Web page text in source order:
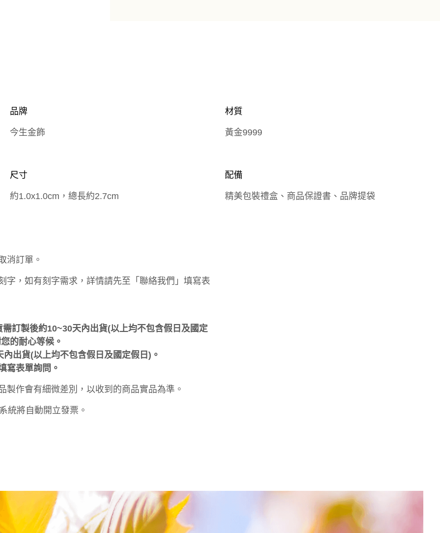
品牌
今生金飾
材質
黃金9999
尺寸
約1.0x1.0cm，總長約2.7cm
配備
精美包裝禮盒、商品保證書、品牌提袋
消訂單。
字，如有刻字需求，詳情請先至「聯絡我們」填寫表
訂製後約10~30天內出貨(以上均不包含假日及國定
的耐心等候。
出貨(以上均不包含假日及國定假日)。
寫表單詢問。
作會有細微差別，以收到的商品實品為準。
統將自動開立發票。